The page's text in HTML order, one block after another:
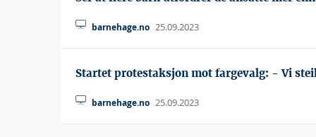
barnehage.no 25.09.2023
Startet protestaksjon mot fargevalg: - Vi
barnehage.no 25.09.2023